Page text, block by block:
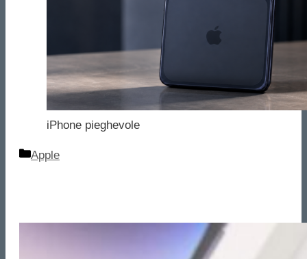
iPhone pieghevole
Categorie
Apple